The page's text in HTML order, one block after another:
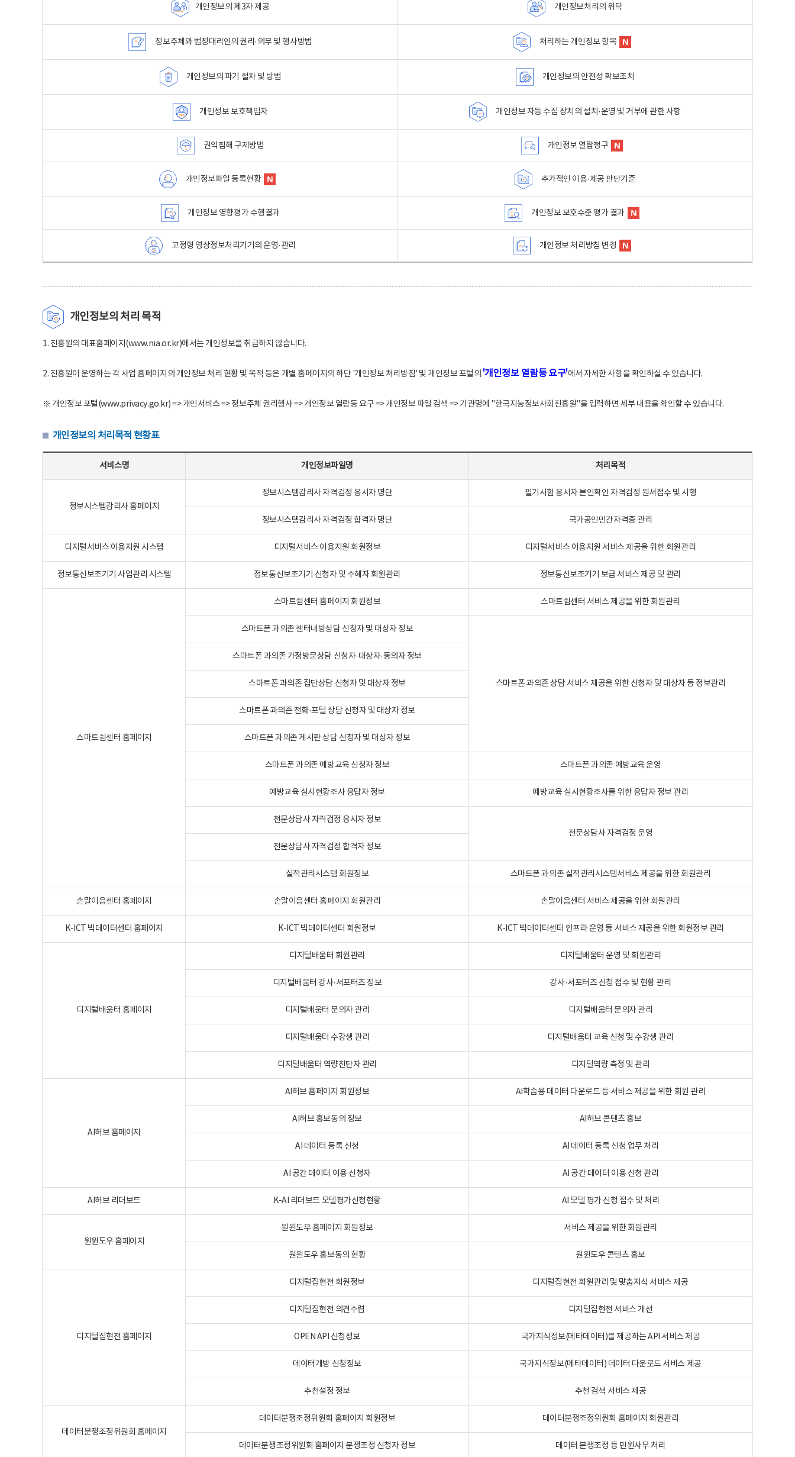
개인정보의 제3자 제공 개인정보처리의 위탁
정보주체와 법정대리인의 권리·의무 및 행사방법 처리하는 개인정보 항목
개인정보의 파기 절차 및 방법 개인정보의 안전성 확보조치
개인정보 보호책임자 개인정보 자동 수집 장치의 설치·운영 및 거부에 관한 사항
권익침해 구제방법 개인정보 열람청구
개인정보파일 등록현황 추가적인 이용·제공 판단기준
개인정보 영향평가 수행결과 개인정보 보호수준 평가 결과
고정형 영상정보처리기기의 운영·관리 개인정보 처리방침 변경
개인정보의 처리 목적
1. 진흥원의 대표홈페이지(www.nia.or.kr)에서는 개인정보를 취급하지 않습니다.
2. 진흥원이 운영하는 각 사업 홈페이지의 개인정보 처리 현황 및 목적 등은 개별 홈페이지의 하단 '개인정보 처리방침' 및 개인정보 포털의 '개인정보 열람등 요구'에서 자세한 사항을 확인하실 수 있습니다.
※ 개인정보 포털(www.privacy.go.kr) => 개인서비스 => 정보주체 권리행사 => 개인정보 열람등 요구 => 개인정보 파일 검색 => 기관명에 "한국지능정보사회진흥원"을 입력하면 세부 내용을 확인할 수 있습니다.
개인정보의 처리목적 현황표
서비스명 개인정보파일명 처리목적
정보시스템감리사 홈페이지
정보시스템감리사 자격검정 응시자 명단 필기시험 응시자 본인확인 자격검정 원서접수 및 시행
정보시스템감리사 자격검정 합격자 명단 국가공인민간자격증 관리
디지털서비스 이용지원 시스템 디지털서비스 이용지원 회원정보 디지털서비스 이용지원 서비스 제공을 위한 회원관리
정보통신보조기기 사업관리 시스템 정보통신보조기기 신청자 및 수혜자 회원관리 정보통신보조기기 보급 서비스 제공 및 관리
스마트쉼센터 홈페이지
스마트쉼센터 홈페이지 회원정보 스마트쉼센터 서비스 제공을 위한 회원관리
스마트폰 과의존 센터내방상담 신청자 및 대상자 정보
스마트폰 과의존 상담 서비스 제공을 위한 신청자 및 대상자 등 정보관리
스마트폰 과의존 가정방문상담 신청자·대상자·동의자 정보
스마트폰 과의존 집단상담 신청자 및 대상자 정보
스마트폰 과의존 전화·포털 상담 신청자 및 대상자 정보
스마트폰 과의존 게시판 상담 신청자 및 대상자 정보
스마트폰 과의존 예방교육 신청자 정보 스마트폰 과의존 예방교육 운영
예방교육 실시현황조사 응답자 정보 예방교육 실시현황조사를 위한 응답자 정보 관리
전문상담사 자격검정 응시자 정보
전문상담사 자격검정 운영
전문상담사 자격검정 합격자 정보
실적관리시스템 회원정보 스마트폰 과의존 실적관리시스템서비스 제공을 위한 회원관리
손말이음센터 홈페이지 손말이음센터 홈페이지 회원관리 손말이음센터 서비스 제공을 위한 회원관리
K-ICT 빅데이터센터 홈페이지 K-ICT 빅데이터센터 회원정보 K-ICT 빅데이터센터 인프라 운영 등 서비스 제공을 위한 회원정보 관리
디지털배움터 홈페이지
디지털배움터 회원관리 디지털배움터 운영 및 회원관리
디지털배움터 강사·서포터즈 정보 강사·서포터즈 신청 접수 및 현황 관리
디지털배움터 문의자 관리 디지털배움터 문의자 관리
디지털배움터 수강생 관리 디지털배움터 교육 신청 및 수강생 관리
디지털배움터 역량진단자 관리 디지털역량 측정 및 관리
AI허브 홈페이지
AI허브 홈페이지 회원정보 AI학습용 데이터 다운로드 등 서비스 제공을 위한 회원 관리
AI허브 홍보동의 정보 AI허브 콘텐츠 홍보
AI 데이터 등록 신청 AI 데이터 등록 신청 업무 처리
AI 공간 데이터 이용 신청자 AI 공간 데이터 이용 신청 관리
AI허브 리더보드 K-AI 리더보드 모델평가신청현황 AI 모델 평가 신청 접수 및 처리
원윈도우 홈페이지
원윈도우 홈페이지 회원정보 서비스 제공을 위한 회원관리
원윈도우 홍보동의 현황 원윈도우 콘텐츠 홍보
디지털집현전 홈페이지
디지털집현전 회원정보 디지털집현전 회원관리 및 맞춤지식 서비스 제공
디지털집현전 의견수렴 디지털집현전 서비스 개선
OPEN API 신청정보 국가지식정보(메타데이터)를 제공하는 API 서비스 제공
데이터개방 신청정보 국가지식정보(메타데이터) 데이터 다운로드 서비스 제공
추천설정 정보 추천 검색 서비스 제공
데이터분쟁조정위원회 홈페이지
데이터분쟁조정위원회 홈페이지 회원정보 데이터분쟁조정위원회 홈페이지 회원관리
데이터분쟁조정위원회 홈페이지 분쟁조정 신청자 정보 데이터 분쟁조정 등 민원사무 처리